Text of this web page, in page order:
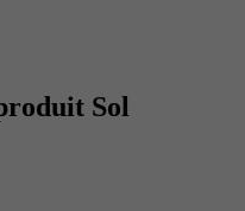
Sol